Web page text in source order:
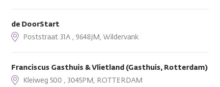
de DoorStart
Poststraat 31A , 9648JM, Wildervank
Franciscus Gasthuis & Vlietland (Gasthuis, Rotterdam)
Kleiweg 500 , 3045PM, ROTTERDAM